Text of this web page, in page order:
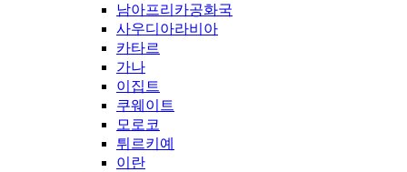
남아프리카공화국
사우디아라비아
카타르
가나
이집트
쿠웨이트
모로코
튀르키예
이란